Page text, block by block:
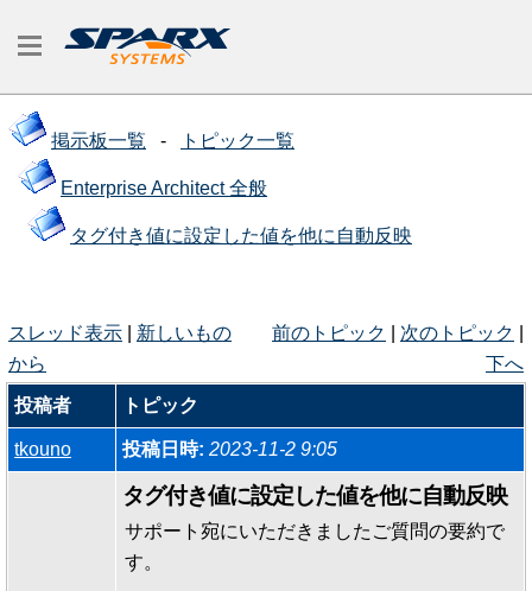
掲示板一覧 - トピック一覧
Enterprise Architect 全般
タグ付き値に設定した値を他に自動反映
スレッド表示
新しいもの
から
前のトピック 次のトピック
下へ
投稿者 トピック
tkouno 投稿日時: 2023-11-2 9:05
タグ付き値に設定した値を他に自動反映
サポート宛にいただきましたご質問の要約で
す。